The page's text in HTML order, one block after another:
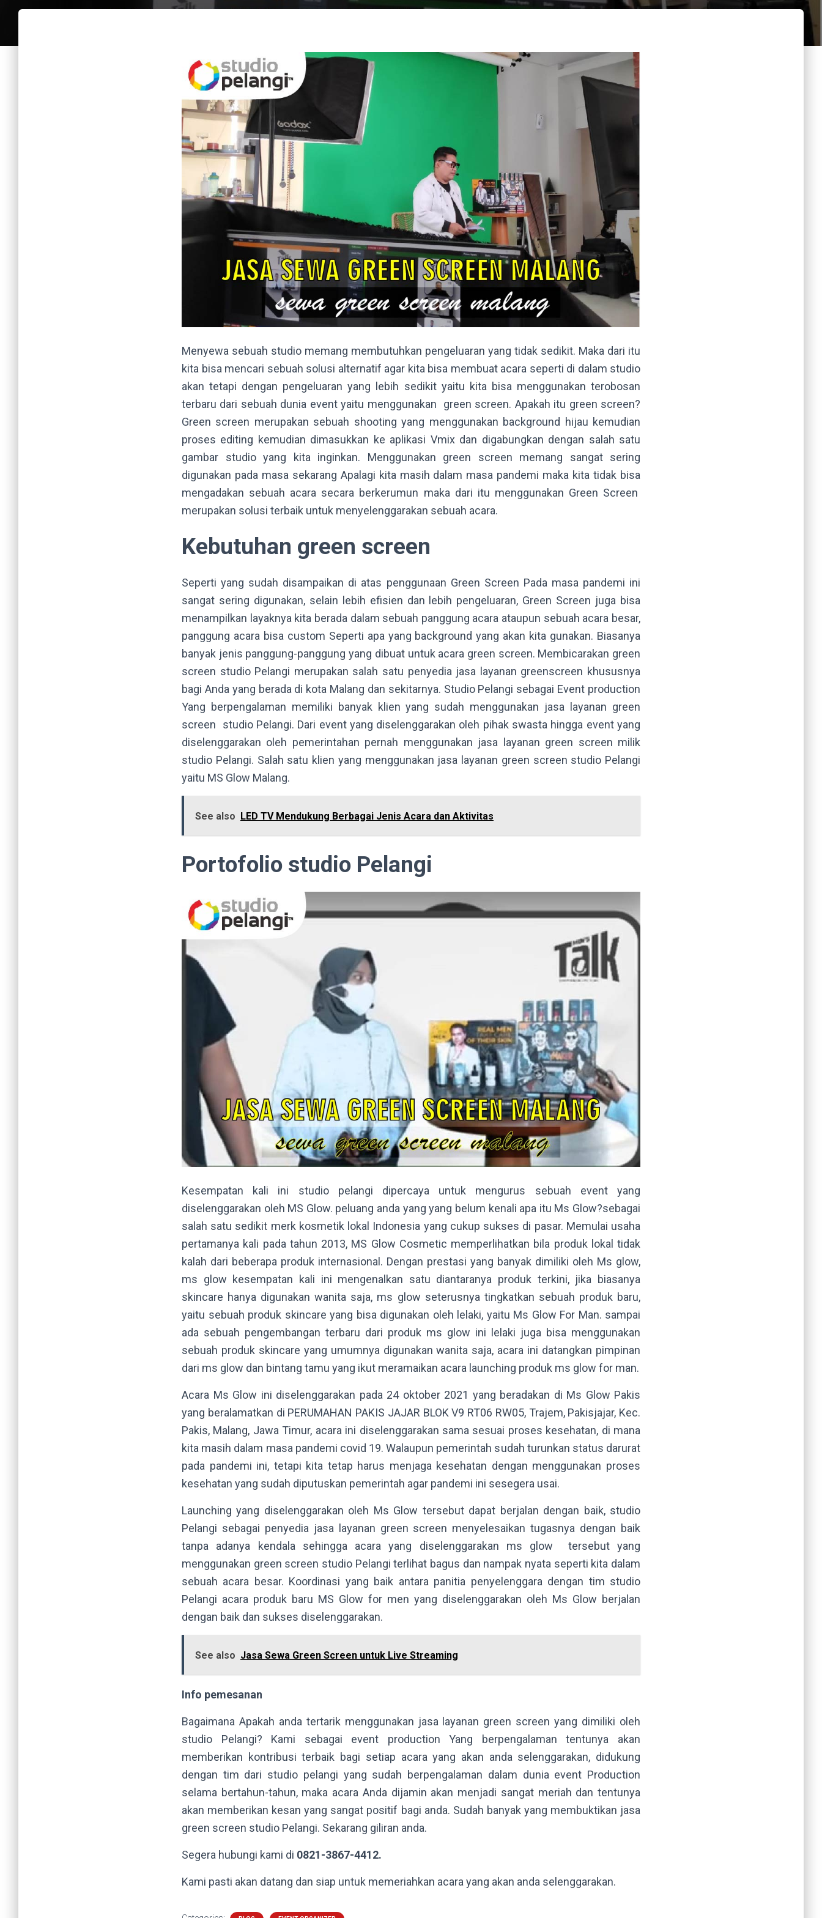
Menyewa sebuah studio memang membutuhkan pengeluaran yang tidak sedikit. Maka dari itu
kita bisa mencari sebuah solusi alternatif agar kita bisa membuat acara seperti di dalam studio
akan tetapi dengan pengeluaran yang lebih sedikit yaitu kita bisa menggunakan terobosan
terbaru dari sebuah dunia event yaitu menggunakan green screen. Apakah itu green screen?
Green screen merupakan sebuah shooting yang menggunakan background hijau kemudian
proses editing kemudian dimasukkan ke aplikasi Vmix dan digabungkan dengan salah satu
gambar studio yang kita inginkan. Menggunakan green screen memang sangat sering
digunakan pada masa sekarang Apalagi kita masih dalam masa pandemi maka kita tidak bisa
mengadakan sebuah acara secara berkerumun maka dari itu menggunakan Green Screen
merupakan solusi terbaik untuk menyelenggarakan sebuah acara.
Kebutuhan green screen
Seperti yang sudah disampaikan di atas penggunaan Green Screen Pada masa pandemi ini
sangat sering digunakan, selain lebih efisien dan lebih pengeluaran, Green Screen juga bisa
menampilkan layaknya kita berada dalam sebuah panggung acara ataupun sebuah acara besar,
panggung acara bisa custom Seperti apa yang background yang akan kita gunakan. Biasanya
banyak jenis panggung-panggung yang dibuat untuk acara green screen. Membicarakan green
screen studio Pelangi merupakan salah satu penyedia jasa layanan greenscreen khususnya
bagi Anda yang berada di kota Malang dan sekitarnya. Studio Pelangi sebagai Event production
Yang berpengalaman memiliki banyak klien yang sudah menggunakan jasa layanan green
screen studio Pelangi. Dari event yang diselenggarakan oleh pihak swasta hingga event yang
diselenggarakan oleh pemerintahan pernah menggunakan jasa layanan green screen milik
studio Pelangi. Salah satu klien yang menggunakan jasa layanan green screen studio Pelangi
yaitu MS Glow Malang.
See also LED TV Mendukung Berbagai Jenis Acara dan Aktivitas
Portofolio studio Pelangi
Kesempatan kali ini studio pelangi dipercaya untuk mengurus sebuah event yang
diselenggarakan oleh MS Glow. peluang anda yang yang belum kenali apa itu Ms Glow?sebagai
salah satu sedikit merk kosmetik lokal Indonesia yang cukup sukses di pasar. Memulai usaha
pertamanya kali pada tahun 2013, MS Glow Cosmetic memperlihatkan bila produk lokal tidak
kalah dari beberapa produk internasional. Dengan prestasi yang banyak dimiliki oleh Ms glow,
ms glow kesempatan kali ini mengenalkan satu diantaranya produk terkini, jika biasanya
skincare hanya digunakan wanita saja, ms glow seterusnya tingkatkan sebuah produk baru,
yaitu sebuah produk skincare yang bisa digunakan oleh lelaki, yaitu Ms Glow For Man. sampai
ada sebuah pengembangan terbaru dari produk ms glow ini lelaki juga bisa menggunakan
sebuah produk skincare yang umumnya digunakan wanita saja, acara ini datangkan pimpinan
dari ms glow dan bintang tamu yang ikut meramaikan acara launching produk ms glow for man.
Acara Ms Glow ini diselenggarakan pada 24 oktober 2021 yang beradakan di Ms Glow Pakis
yang beralamatkan di PERUMAHAN PAKIS JAJAR BLOK V9 RT06 RW05, Trajem, Pakisjajar, Kec.
Pakis, Malang, Jawa Timur, acara ini diselenggarakan sama sesuai proses kesehatan, di mana
kita masih dalam masa pandemi covid 19. Walaupun pemerintah sudah turunkan status darurat
pada pandemi ini, tetapi kita tetap harus menjaga kesehatan dengan menggunakan proses
kesehatan yang sudah diputuskan pemerintah agar pandemi ini sesegera usai.
Launching yang diselenggarakan oleh Ms Glow tersebut dapat berjalan dengan baik, studio
Pelangi sebagai penyedia jasa layanan green screen menyelesaikan tugasnya dengan baik
tanpa adanya kendala sehingga acara yang diselenggarakan ms glow tersebut yang
menggunakan green screen studio Pelangi terlihat bagus dan nampak nyata seperti kita dalam
sebuah acara besar. Koordinasi yang baik antara panitia penyelenggara dengan tim studio
Pelangi acara produk baru MS Glow for men yang diselenggarakan oleh Ms Glow berjalan
dengan baik dan sukses diselenggarakan.
See also Jasa Sewa Green Screen untuk Live Streaming
Info pemesanan
Bagaimana Apakah anda tertarik menggunakan jasa layanan green screen yang dimiliki oleh
studio Pelangi? Kami sebagai event production Yang berpengalaman tentunya akan
memberikan kontribusi terbaik bagi setiap acara yang akan anda selenggarakan, didukung
dengan tim dari studio pelangi yang sudah berpengalaman dalam dunia event Production
selama bertahun-tahun, maka acara Anda dijamin akan menjadi sangat meriah dan tentunya
akan memberikan kesan yang sangat positif bagi anda. Sudah banyak yang membuktikan jasa
green screen studio Pelangi. Sekarang giliran anda.
Segera hubungi kami di 0821-3867-4412.
Kami pasti akan datang dan siap untuk memeriahkan acara yang akan anda selenggarakan.